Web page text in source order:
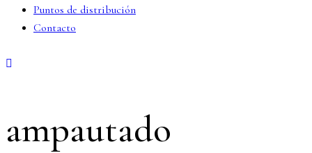
Puntos de distribución
Contacto
ampautado